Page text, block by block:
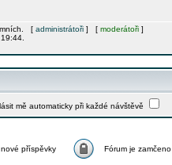
[ administrátoři ] [ moderátoři ]
mě automaticky při každé návštěvě
příspěvky Fórum je zamčeno